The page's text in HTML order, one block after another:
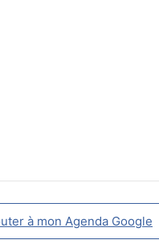
à mon Agenda Google